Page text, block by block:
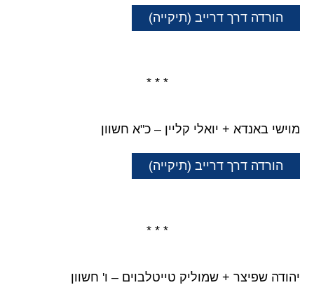
הורדה דרך דרייב (תיקייה)
* * *
מוישי באנדא + יואלי קליין – כ"א חשוון
הורדה דרך דרייב (תיקייה)
* * *
יהודה שפיצר + שמוליק טייטלבוים – ו' חשוון